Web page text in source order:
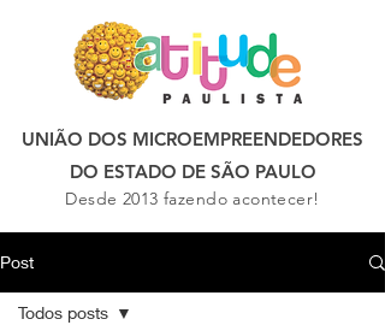
UNIÃO DOS MICROEMPREENDEDORES
DO ESTADO DE SÃO PAULO
Desde 2013 fazendo acontecer!
Post
Todos posts